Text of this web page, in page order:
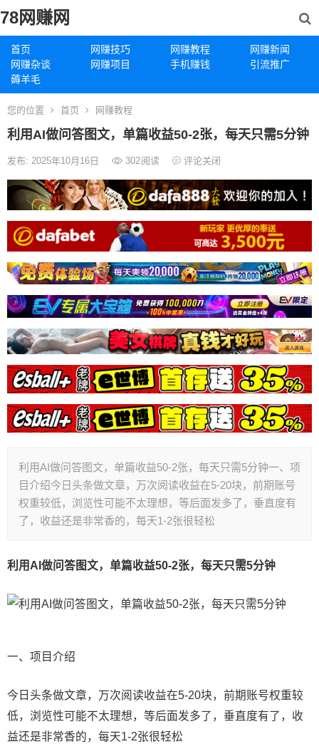
78网赚网
首页 网赚技巧 网赚教程
网赚新闻
网赚杂谈
网赚项目 手机赚钱
引流推广
薅羊毛
您的位置 首页 网赚教程
利用AI做问答图文，单篇收益50-2张，每天只需5分钟
发布: 2025年10月16日 302阅读 评论关闭
利用AI做问答图文，单篇收益50-2张，每天只需5分钟一、项
目介绍今日头条做文章，万次阅读收益在5-20块，前期账号
权重较低，浏览性可能不太理想，等后面发多了，垂直度有
了，收益还是非常香的，每天1-2张很轻松
利用AI做问答图文，单篇收益50-2张，每天只需5分钟
一、项目介绍
今日头条做文章，万次阅读收益在5-20块，前期账号权重较
低，浏览性可能不太理想，等后面发多了，垂直度有了，收
益还是非常香的，每天1-2张很轻松